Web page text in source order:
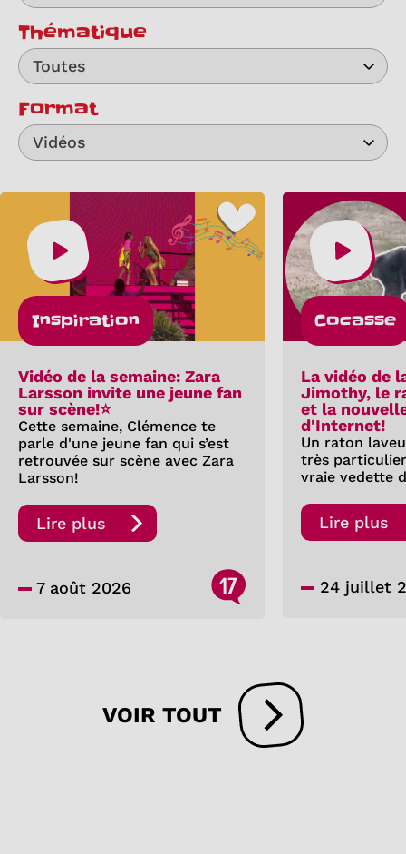
Thématique
Toutes
Format
Vidéos
Inspiration
Vidéo de la semaine: Zara
Larsson invite une jeune fan
sur scène!⭐
Cette semaine, Clémence te
parle d'une jeune fan qui s’est
retrouvée sur scène avec Zara
Larsson!
Lire plus
7 août 2026 17
Cocasse
La vidéo de
Jimothy, le
et la
d'Internet!
Un raton
très
vraie vedette
Lire plus
24 juillet
VOIR TOUT